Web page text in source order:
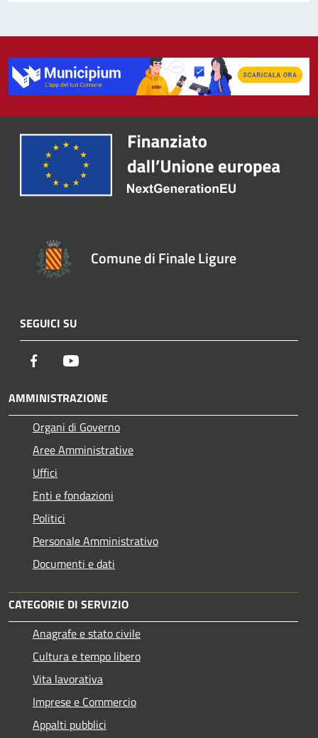
Comune di Finale Ligure
SEGUICI SU
Facebook
AMMINISTRAZIONE
Organi di Governo
Aree Amministrative
Uffici
Enti e fondazioni
Politici
Personale Amministrativo
Documenti e dati
CATEGORIE DI SERVIZIO
Anagrafe e stato civile
Cultura e tempo libero
Vita lavorativa
Imprese e Commercio
Appalti pubblici